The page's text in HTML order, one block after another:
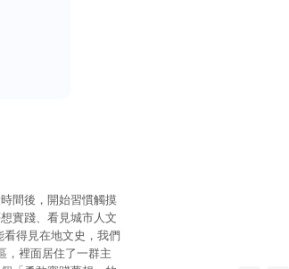
間後，開始習慣觸摸
實踐、看見城市人文
得見在地文史，我們
，裡面居住了一群主